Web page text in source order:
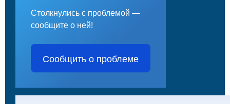
Столкнулись с проблемой —
сообщите о ней!
Сообщить о проблеме